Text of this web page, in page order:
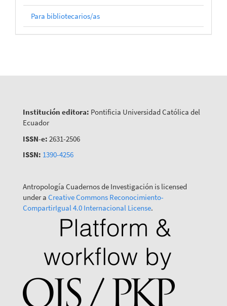
Para bibliotecarios/as
Institución editora: Pontificia Universidad Católica del
Ecuador
ISSN-e: 2631-2506
ISSN: 1390-4256
Antropología Cuadernos de Investigación is licensed
under a Creative Commons Reconocimiento-
CompartirIgual 4.0 Internacional License.